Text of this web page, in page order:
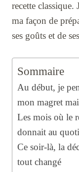
recette
ma façon de
ses goûts et de
Sommaire
Au début, je
mon magret
Les mois où le
donnait au
Ce soir-là, la
tout changé